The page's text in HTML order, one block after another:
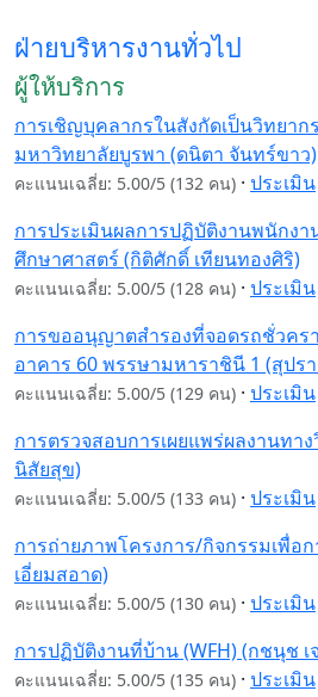
ฝ่ายบริหารงานทั่วไป
ผู้ให้บริการ
การเชิญบุคลากรในสังกัดเป็นวิทยา
มหาวิทยาลัยบูรพา (ดนิตา จันทร์ขาว)
คะแนนเฉลี่ย: 5.00/5 (132 คน) · ประเมิน
การประเมินผลการปฏิบัติงานพนักง
ศึกษาศาสตร์ (กิติศักดิ์ เทียนทองศิริ)
คะแนนเฉลี่ย: 5.00/5 (128 คน) · ประเมิน
การขออนุญาตสำรองที่จอดรถชั่วคร
อาคาร 60 พรรษามหาราชินี 1 (สุปร
คะแนนเฉลี่ย: 5.00/5 (129 คน) · ประเมิน
การตรวจสอบการเผยแพร่ผลงานทา
นิสัยสุข)
คะแนนเฉลี่ย: 5.00/5 (133 คน) · ประเมิน
การถ่ายภาพโครงการ/กิจกรรมเพื่อ
เอี่ยมสอาด)
คะแนนเฉลี่ย: 5.00/5 (130 คน) · ประเมิน
การปฏิบัติงานที่บ้าน (WFH) (กชนุช
คะแนนเฉลี่ย: 5.00/5 (135 คน) · ประเมิน